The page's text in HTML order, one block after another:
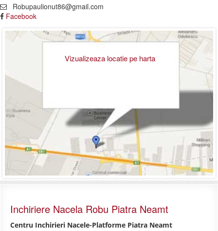
Robupaulionut86@gmail.com
Facebook
Vizualizeaza locatie pe harta
Inchiriere Nacela Robu Piatra Neamt
Centru Inchirieri Nacele-Platforme Piatra Neamt